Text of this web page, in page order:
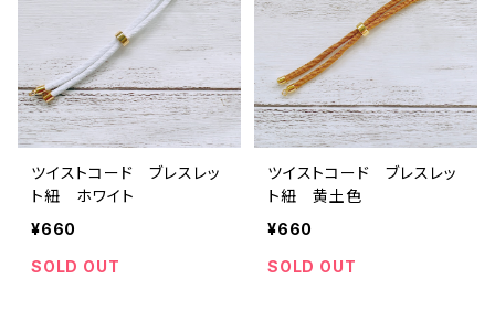
ツイストコード ブレスレッ
ト紐 ホワイト
¥660
SOLD OUT
ツイストコード ブレスレッ
ト紐 黄土色
¥660
SOLD OUT